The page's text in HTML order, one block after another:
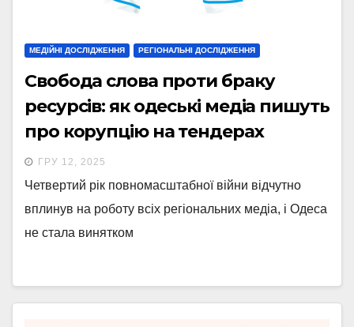
МЕДІЙНІ ДОСЛІДЖЕННЯ РЕГІОНАЛЬНІ ДОСЛІДЖЕННЯ
Свобода слова проти браку
ресурсів: як одеські медіа пишуть
про корупцію на тендерах
ГРУ 12, 2025
Четвертий рік повномасштабної війни відчутно
вплинув на роботу всіх регіональних медіа, і Одеса
не стала винятком